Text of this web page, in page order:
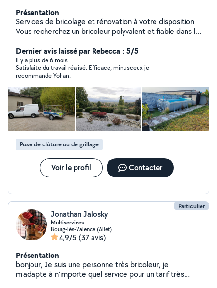
Présentation
Services de bricolage et rénovation à votre disposition
Vous recherchez un bricoleur polyvalent et fiable dans la
expérience à votre service : Peinture & décoration
Électricité & plomberie Cuisine & menuiserie Véranda &
aménagement intérieur Domotique & informatique
Montage et configuration d'alarmes Jardinage : taille,
tonte, entretien ️ Outillé, mobile et disponible les week-
ends. Mon PLUS : Je travaille en duo avec ma
compagne nous garantissons une qualité de finition
irréprochable et un nettoyage soigné après chaque
chantier. Notre spécialité : la décoration et le
rafraîchissement intérieur pour donner une nouvelle vie
à vos espaces. Contactez moi dès maintenant pour plus
d'informations et un devis personnalisé ! La satisfaction
de nos clients est notre meilleure publicité !
Dernier avis laissé par Rebecca : 5/5
Il y a plus de 6 mois
Satisfaite du travail réalisé. Efficace, minusceux je
recommande Yohan.
Pose de clôture ou de grillage
Voir le profil Contacter
Particulier
Jonathan Jalosky
Multiservices
Bourg-lès-Valence (Allet)
4,9/5 (37 avis)
Présentation
bonjour, Je suis une personne très bricoleur, je
m'adapte à n'importe quel service pour un tarif très